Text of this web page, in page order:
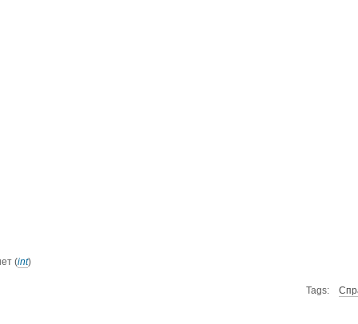
(int)
Tags: